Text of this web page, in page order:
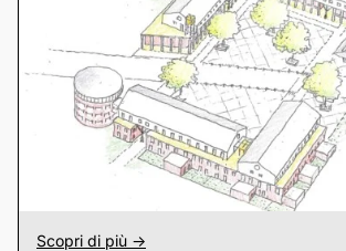
Scopri di più ->